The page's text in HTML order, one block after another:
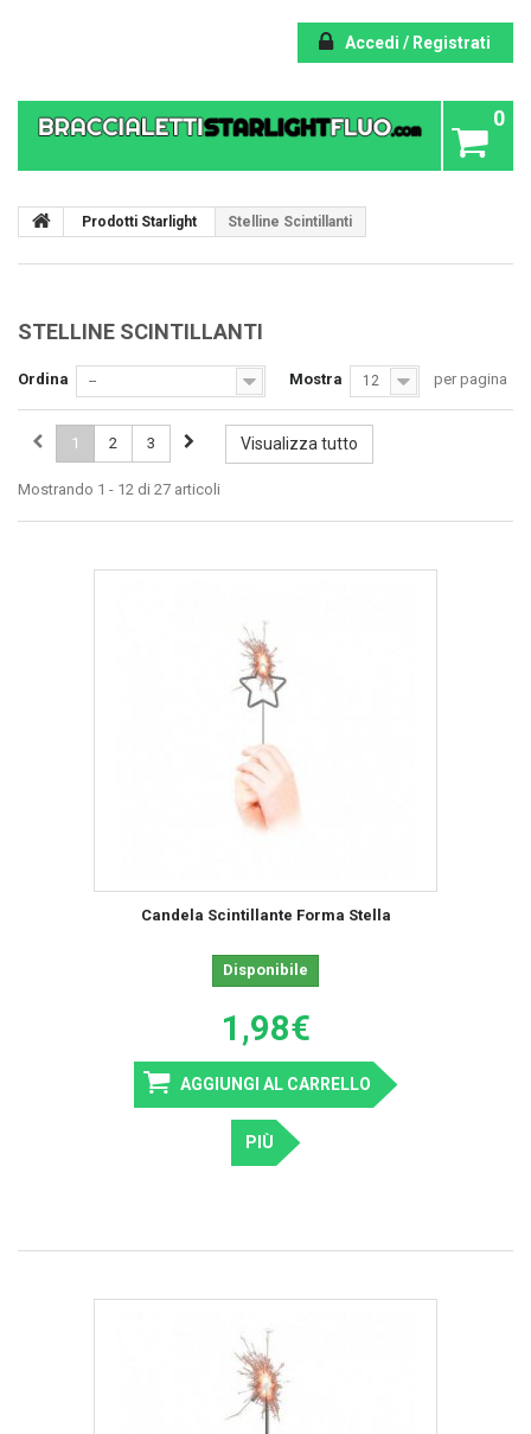
Accedi / Registrati
0
Prodotti Starlight Stelline Scintillanti
STELLINE SCINTILLANTI
Ordina -- Mostra 12 per pagina
Visualizza tutto
1 2 3
Mostrando 1 - 12 di 27 articoli
Candela Scintillante Forma Stella
Disponibile
1,98€
AGGIUNGI AL CARRELLO
PIÙ